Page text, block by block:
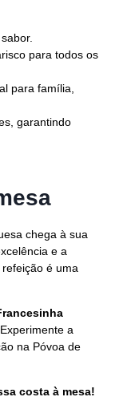
para todos os
para família,
garantindo
chega à sua
e a
é uma
a
na Póvoa de
costa à mesa!